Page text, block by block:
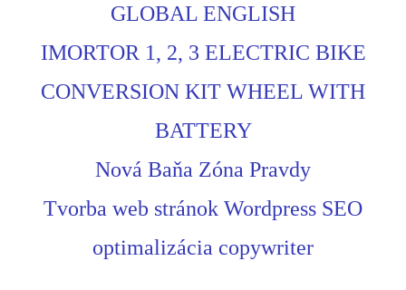
GLOBAL ENGLISH
IMORTOR 1, 2, 3 ELECTRIC BIKE
CONVERSION KIT WHEEL WITH
BATTERY
Nová Baňa Zóna Pravdy
Tvorba web stránok Wordpress SEO
optimalizácia copywriter